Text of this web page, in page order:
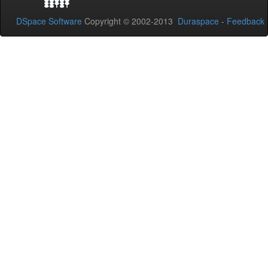
DSpace Software Copyright © 2002-2013 Duraspace - Feedback